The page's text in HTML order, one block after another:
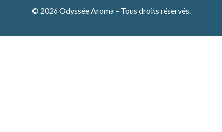
© 2026 Odyssée Aroma – Tous droits réservés.